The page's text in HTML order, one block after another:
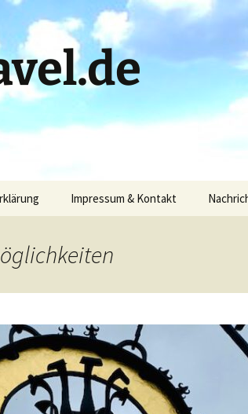
Impressum & Kontakt